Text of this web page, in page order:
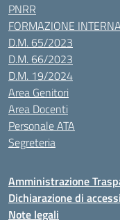
PNRR
FORMAZIONE INTERNA
D.M. 65/2023
D.M. 66/2023
D.M. 19/2024
Area Genitori
Area Docenti
Personale ATA
Segreteria
Amministrazione
Dichiarazione di
Note legali